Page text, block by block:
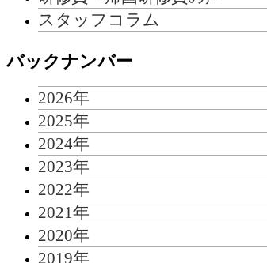
スタッフコラム
バックナンバー
2026年
2025年
2024年
2023年
2022年
2021年
2020年
2019年